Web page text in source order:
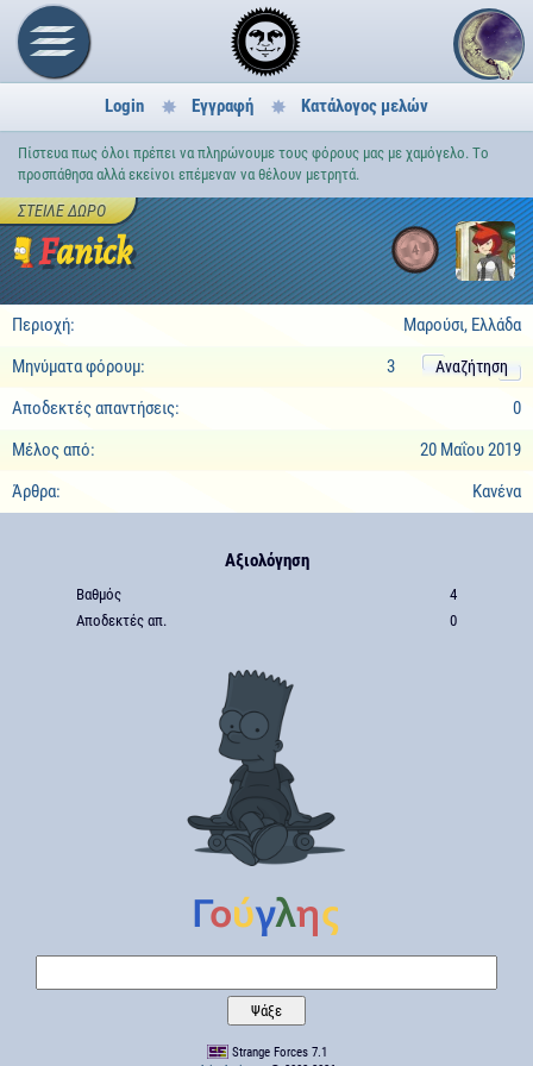
Login Εγγραφή Κατάλογος μελών
Πίστευα πως όλοι πρέπει να πληρώνουμε τους φόρους μας με χαμόγελο. Tο
προσπάθησα αλλά εκείνοι επέμεναν να θέλουν μετρητά.
Fanick 4
ΣΤΕΊΛΕ ΔΏΡΟ
Περιοχή:
Μαρούσι, Ελλάδα
Μηνύματα φόρουμ:
3 Αναζήτηση
Αποδεκτές απαντήσεις:
0
Μέλος από:
20 Μαΐου 2019
Άρθρα:
Κανένα
Αξιολόγηση
Βαθμός
4
Αποδεκτές απ.
0
Strange Forces 7.1